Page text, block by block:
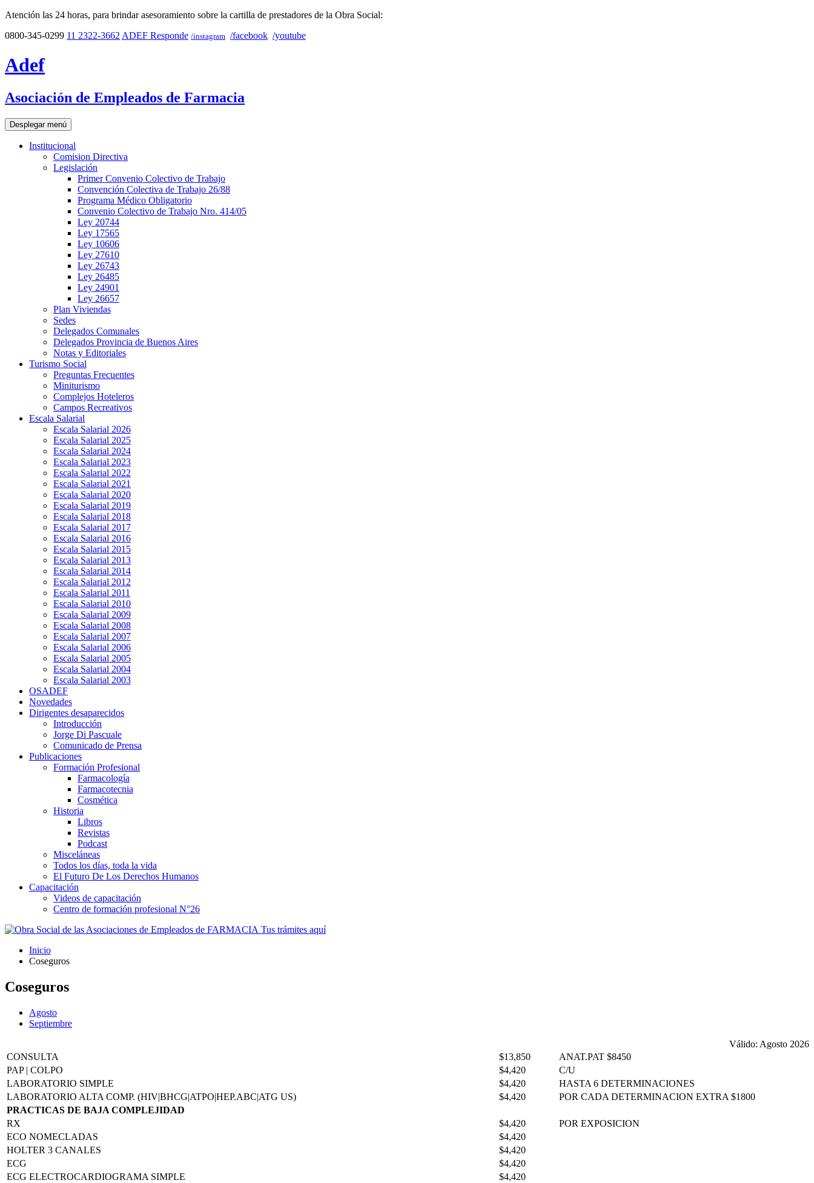
Atención las 24 horas, para brindar asesoramiento sobre la cartilla de prestadores de la Obra Social:
0800-345-0299 11 2322-3662 ADEF Responde /instagram /facebook /youtube
Adef
Asociación de Empleados de Farmacia
Desplegar menú
Institucional
Comision Directiva
Legislación
Primer Convenio Colectivo de Trabajo
Convención Colectiva de Trabajo 26/88
Programa Médico Obligatorio
Convenio Colectivo de Trabajo Nro. 414/05
Ley 20744
Ley 17565
Ley 10606
Ley 27610
Ley 26743
Ley 26485
Ley 24901
Ley 26657
Plan Viviendas
Sedes
Delegados Comunales
Delegados Provincia de Buenos Aires
Notas y Editoriales
Turismo Social
Preguntas Frecuentes
Miniturismo
Complejos Hoteleros
Campos Recreativos
Escala Salarial
Escala Salarial 2026
Escala Salarial 2025
Escala Salarial 2024
Escala Salarial 2023
Escala Salarial 2022
Escala Salarial 2021
Escala Salarial 2020
Escala Salarial 2019
Escala Salarial 2018
Escala Salarial 2017
Escala Salarial 2016
Escala Salarial 2015
Escala Salarial 2013
Escala Salarial 2014
Escala Salarial 2012
Escala Salarial 2011
Escala Salarial 2010
Escala Salarial 2009
Escala Salarial 2008
Escala Salarial 2007
Escala Salarial 2006
Escala Salarial 2005
Escala Salarial 2004
Escala Salarial 2003
OSADEF
Novedades
Dirigentes desaparecidos
Introducción
Jorge Di Pascuale
Comunicado de Prensa
Publicaciones
Formación Profesional
Farmacología
Farmacotecnia
Cosmética
Historia
Libros
Revistas
Podcast
Misceláneas
Todos los días, toda la vida
El Futuro De Los Derechos Humanos
Capacitación
Videos de capacitación
Centro de formación profesional N°26
Tus trámites aquí
Inicio
Coseguros
Coseguros
Agosto
Septiembre
Válido: Agosto 2026
CONSULTA
$13,850
ANAT.PAT $8450
PAP | COLPO
$4,420
C/U
LABORATORIO SIMPLE
$4,420
HASTA 6 DETERMINACIONES
LABORATORIO ALTA COMP. (HIV|BHCG|ATPO|HEP.ABC|ATG US)
$4,420
POR CADA DETERMINACION EXTRA $1800
PRACTICAS DE BAJA COMPLEJIDAD
RX
$4,420
POR EXPOSICION
ECO NOMECLADAS
$4,420
HOLTER 3 CANALES
$4,420
ECG
$4,420
ECG ELECTROCARDIOGRAMA SIMPLE
$4,420